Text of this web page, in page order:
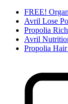
FREE!
Avril Lose
Propolia
Avril
Propolia